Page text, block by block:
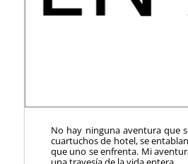
No hay ninguna aventura que
cuartuchos de hotel, se
que uno se enfrenta. Mi